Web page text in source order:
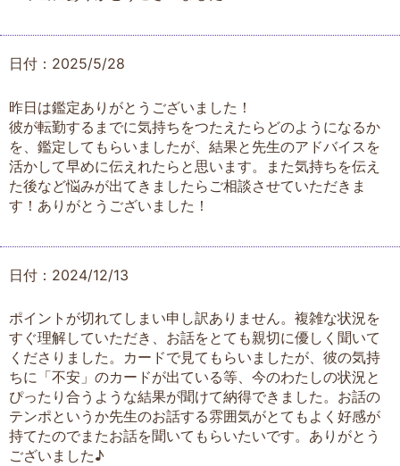
日付：2025/5/28
昨日は鑑定ありがとうございました！
彼が転勤するまでに気持ちをつたえたらどのようになるか
を、鑑定してもらいましたが、結果と先生のアドバイスを
活かして早めに伝えれたらと思います。また気持ちを伝え
た後など悩みが出てきましたらご相談させていただきま
す！ありがとうございました！
日付：2024/12/13
ポイントが切れてしまい申し訳ありません。複雑な状況を
すぐ理解していただき、お話をとても親切に優しく聞いて
くださりました。カードで見てもらいましたが、彼の気持
ちに「不安」のカードが出ている等、今のわたしの状況と
ぴったり合うような結果が聞けて納得できました。お話の
テンポというか先生のお話する雰囲気がとてもよく好感が
持てたのでまたお話を聞いてもらいたいです。ありがとう
ございました♪